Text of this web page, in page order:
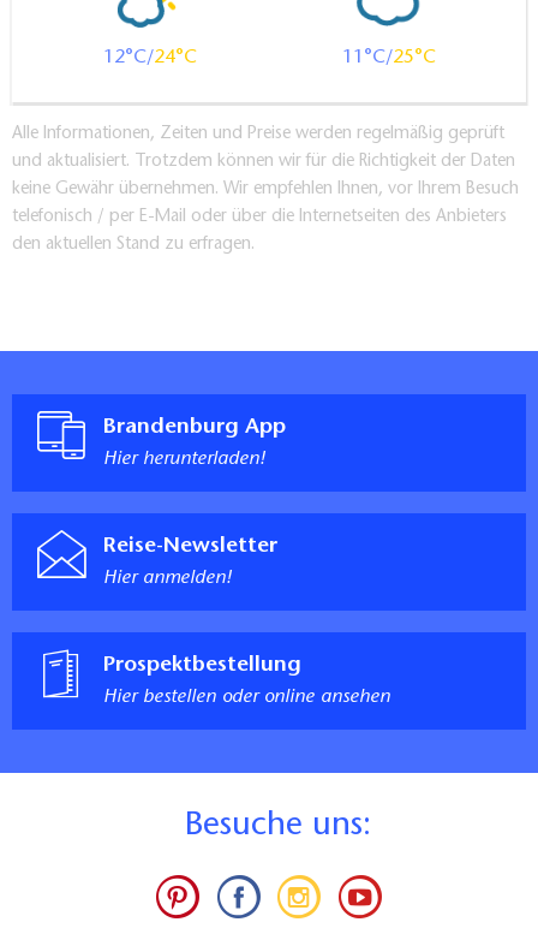
12 24 11 25
Alle Informationen, Zeiten und Preise werden regelmäßig geprüft
und aktualisiert. Trotzdem können wir für die Richtigkeit der Daten
keine Gewähr übernehmen. Wir empfehlen Ihnen, vor Ihrem Besuch
telefonisch / per E-Mail oder über die Internetseiten des Anbieters
den aktuellen Stand zu erfragen.
Brandenburg App
Hier herunterladen!
Reise-Newsletter
Hier anmelden!
Prospektbestellung
Hier bestellen oder online ansehen
Besuche uns: